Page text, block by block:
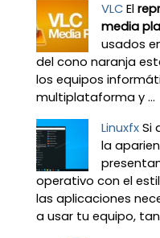
VLC El
media
usados
del cono naranja
los equipos
multiplataforma y ...
Linuxfx Si
la
operativo con el
las aplicaciones
a usar tu equipo,